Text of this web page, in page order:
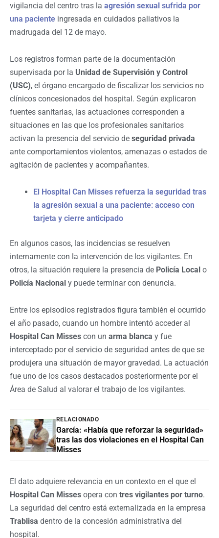
vigilancia del centro tras la agresión sexual sufrida por
una paciente ingresada en cuidados paliativos la
madrugada del 12 de mayo.
Los registros forman parte de la documentación
supervisada por la Unidad de Supervisión y Control
(USC), el órgano encargado de fiscalizar los servicios no
clínicos concesionados del hospital. Según explicaron
fuentes sanitarias, las actuaciones corresponden a
situaciones en las que los profesionales sanitarios
activan la presencia del servicio de seguridad privada
ante comportamientos violentos, amenazas o estados de
agitación de pacientes y acompañantes.
El Hospital Can Misses refuerza la seguridad tras
la agresión sexual a una paciente: acceso con
tarjeta y cierre anticipado
En algunos casos, las incidencias se resuelven
internamente con la intervención de los vigilantes. En
otros, la situación requiere la presencia de Policía Local o
Policía Nacional y puede terminar con denuncia.
Entre los episodios registrados figura también el ocurrido
el año pasado, cuando un hombre intentó acceder al
Hospital Can Misses con un arma blanca y fue
interceptado por el servicio de seguridad antes de que se
produjera una situación de mayor gravedad. La actuación
fue uno de los casos destacados posteriormente por el
Área de Salud al valorar el trabajo de los vigilantes.
RELACIONADO
García: «Había que reforzar la seguridad»
tras las dos violaciones en el Hospital Can
Misses
El dato adquiere relevancia en un contexto en el que el
Hospital Can Misses opera con tres vigilantes por turno.
La seguridad del centro está externalizada en la empresa
Trablisa dentro de la concesión administrativa del
hospital.